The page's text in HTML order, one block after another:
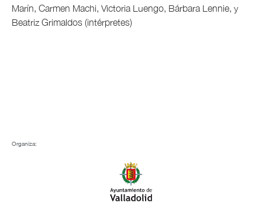
Marín, Carmen Machi, Victoria Luengo, Bárbara Lennie, y
Beatriz Grimaldos (intérpretes)
Organiza: